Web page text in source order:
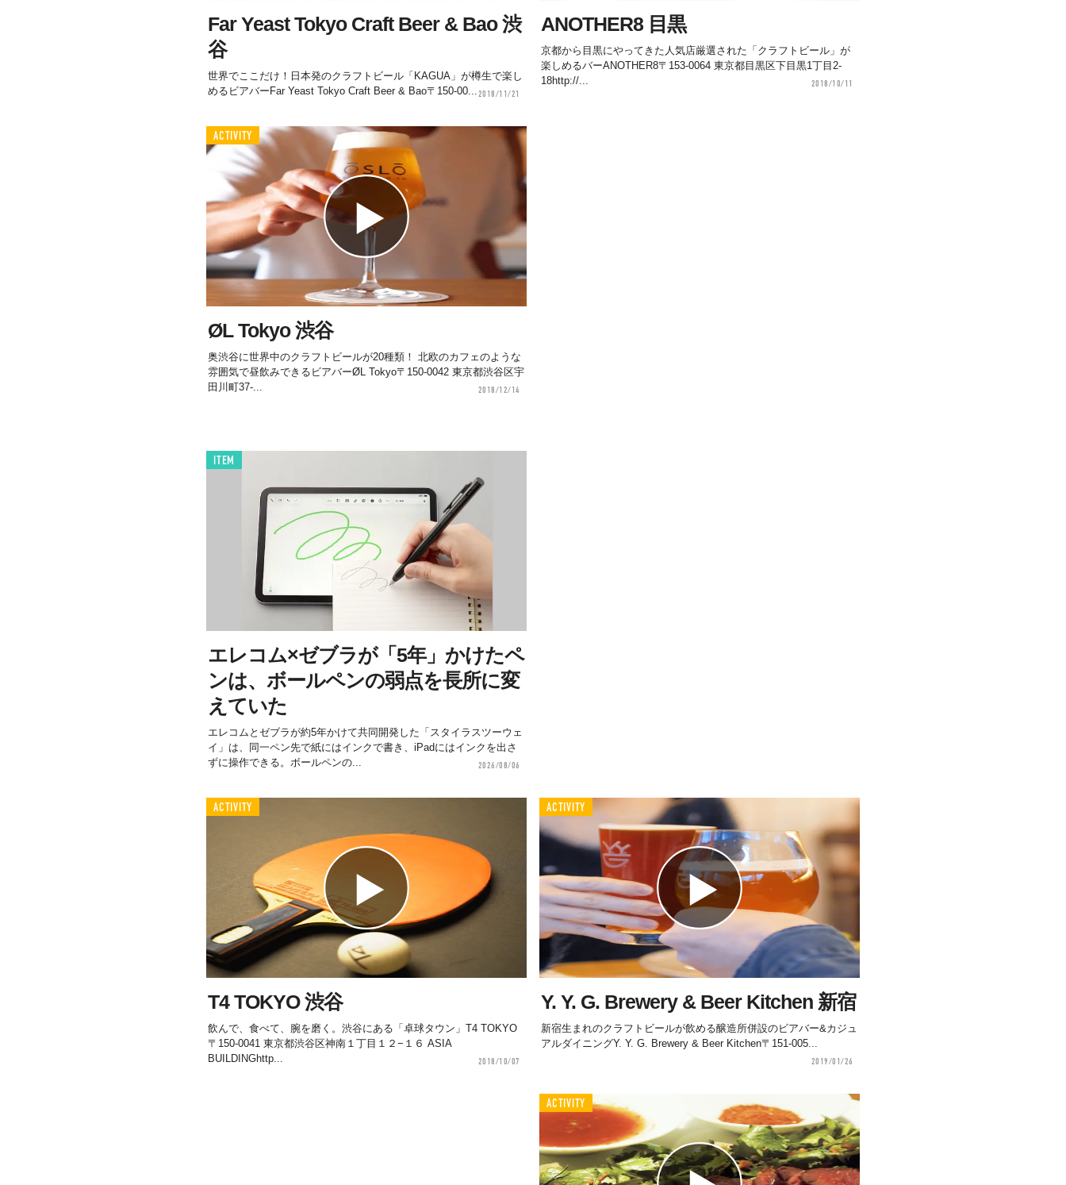
Far Yeast Tokyo Craft Beer & Bao 渋
谷
世界でここだけ！日本発のクラフトビール「KAGUA」が樽生で楽し
めるビアバーFar Yeast Tokyo Craft Beer & Bao〒150-00...
2018/11/21
ANOTHER8 目黒
京都から目黒にやってきた人気店厳選された「クラフトビール」が
楽しめるバーANOTHER8〒153-0064 東京都目黒区下目黒1丁目2-
18http://...
2018/10/11
ACTIVITY
ØL Tokyo 渋谷
奥渋谷に世界中のクラフトビールが20種類！ 北欧のカフェのような
雰囲気で昼飲みできるビアバーØL Tokyo〒150-0042 東京都渋谷区宇
田川町37-...
2018/12/14
ITEM
エレコム×ゼブラが「5年」かけたペ
ンは、ボールペンの弱点を長所に変
えていた
エレコムとゼブラが約5年かけて共同開発した「スタイラスツーウェ
イ」は、同一ペン先で紙にはインクで書き、iPadにはインクを出さ
ずに操作できる。ボールペンの...
2026/08/06
ACTIVITY
T4 TOKYO 渋谷
飲んで、食べて、腕を磨く。渋谷にある「卓球タウン」T4 TOKYO
〒150-0041 東京都渋谷区神南１丁目１２−１６ ASIA
BUILDINGhttp...
2018/10/07
ACTIVITY
Y. Y. G. Brewery & Beer Kitchen 新宿
新宿生まれのクラフトビールが飲める醸造所併設のビアバー&カジュ
アルダイニングY. Y. G. Brewery & Beer Kitchen〒151-005...
2019/01/26
ACTIVITY